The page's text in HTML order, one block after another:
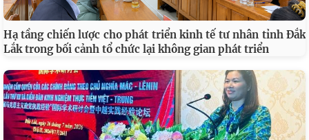
Hạ tầng chiến lược cho phát triển kinh tế tư nhân tỉnh Đắk
Lắk trong bối cảnh tổ chức lại không gian phát triển